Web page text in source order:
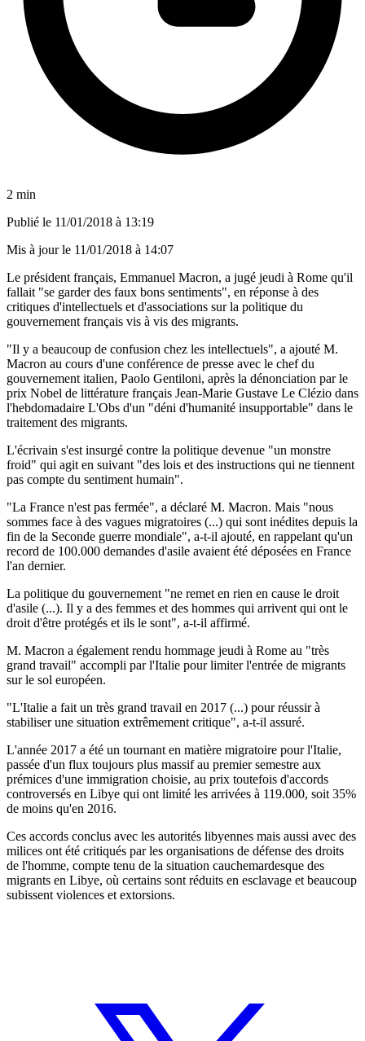
2 min
Publié le 11/01/2018 à 13:19
Mis à jour le 11/01/2018 à 14:07
Le président français, Emmanuel Macron, a jugé jeudi à Rome qu'il
fallait "se garder des faux bons sentiments", en réponse à des
critiques d'intellectuels et d'associations sur la politique du
gouvernement français vis à vis des migrants.
"Il y a beaucoup de confusion chez les intellectuels", a ajouté M.
Macron au cours d'une conférence de presse avec le chef du
gouvernement italien, Paolo Gentiloni, après la dénonciation par le
prix Nobel de littérature français Jean-Marie Gustave Le Clézio dans
l'hebdomadaire L'Obs d'un "déni d'humanité insupportable" dans le
traitement des migrants.
L'écrivain s'est insurgé contre la politique devenue "un monstre
froid" qui agit en suivant "des lois et des instructions qui ne tiennent
pas compte du sentiment humain".
"La France n'est pas fermée", a déclaré M. Macron. Mais "nous
sommes face à des vagues migratoires (...) qui sont inédites depuis la
fin de la Seconde guerre mondiale", a-t-il ajouté, en rappelant qu'un
record de 100.000 demandes d'asile avaient été déposées en France
l'an dernier.
La politique du gouvernement "ne remet en rien en cause le droit
d'asile (...). Il y a des femmes et des hommes qui arrivent qui ont le
droit d'être protégés et ils le sont", a-t-il affirmé.
M. Macron a également rendu hommage jeudi à Rome au "très
grand travail" accompli par l'Italie pour limiter l'entrée de migrants
sur le sol européen.
"L'Italie a fait un très grand travail en 2017 (...) pour réussir à
stabiliser une situation extrêmement critique", a-t-il assuré.
L'année 2017 a été un tournant en matière migratoire pour l'Italie,
passée d'un flux toujours plus massif au premier semestre aux
prémices d'une immigration choisie, au prix toutefois d'accords
controversés en Libye qui ont limité les arrivées à 119.000, soit 35%
de moins qu'en 2016.
Ces accords conclus avec les autorités libyennes mais aussi avec des
milices ont été critiqués par les organisations de défense des droits
de l'homme, compte tenu de la situation cauchemardesque des
migrants en Libye, où certains sont réduits en esclavage et beaucoup
subissent violences et extorsions.